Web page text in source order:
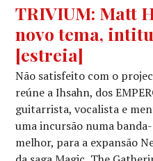
TRIVIUM: Matt
novo tema,
[estreia]
Não satisfeito com o
reúne a Ihsahn, dos
guitarrista, vocalista e
uma incursão numa
melhor, para a expansão